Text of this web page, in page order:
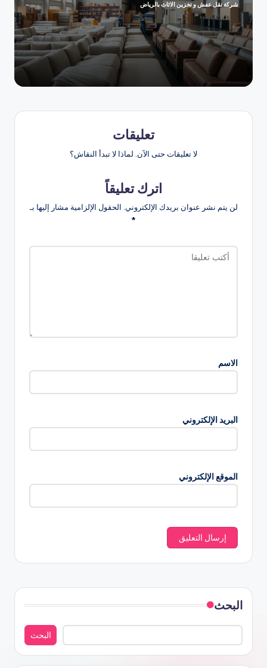
تمّ
النشر
بواسطة
شركة نقل عفش و تخزين الاثاث بالرياض
تعليقات
لا تعليقات حتى الآن. لماذا لا تبدأ النقاش؟
اترك تعليقاً
لن يتم نشر عنوان بريدك الإلكتروني. الحقول الإلزامية مشار إليها بـ
*
الاسم
البريد الإلكتروني
الموقع الإلكتروني
البحث
البحث